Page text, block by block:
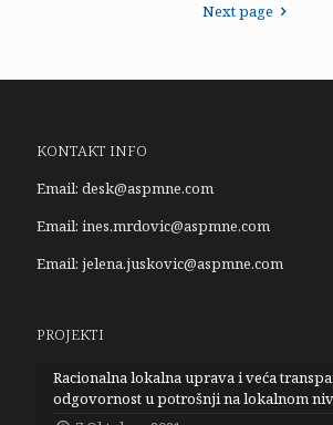
Next page
KONTAKT INFO
Email: desk@aspmne.com
Email: ines.mrdovic@aspmne.com
Email: jelena.juskovic@aspmne.com
PROJEKTI
Racionalna lokalna uprava i veća
odgovornost u potrošnji na lokalnom